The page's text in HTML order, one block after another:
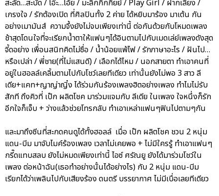
สะลัด…สะบัด / โอ๊ะ…โอ้ย / มะลึกกึ๊กกึ๋ยย์ / Play Girl / ฝากเลี้ยง /
เกรงใจ / รักต้องเปิด ที่ศิลปินทั้ง 2 ค่าย ได้หยิบมาร้อง มาเต้น กัน
อย่างเมามันส์ ความจึ้งยังไม่จบเพียงเท่านี้ ต่อกันด้วยกับโหมดเพลง
ช้าสุดโดนใจที่จะเรียกน้ำตาให้แฟนๆได้อินตามไปกับเมดเล่ย์เพลงดังสุด
จี้ดอย่าง เพื่อนสนิทคิดไม่ซื่อ / น้ำน้อยแพ้ไฟ / รักภาษาอะไร / ฝันไป…
หรือเปล่า / พี่ชาย(ที่ไม่แสนดี) / เลือกได้ไหม / นอกสายตา ทำเอาคนที่
อยู่ในฮอลล์เคลิ้มตามไปกับโชว์เลยทีเดียว เท่านั้นยังไม่พอ 3 สาว ลี
เดีย+แคท+ญาญ่าญิ๋ง ได้ร่วมกันร้องเพลงฮิตอย่างเพลง ทำไมไม่รับ
สักที ถึงคิวที่ เป๊ก ผลิตโชค มาร่วมแจมกับ ลีเดีย ในเพลง ใจหนึ่งก็รัก
อีกใจก็เจ็บ + ว่างแล้วช่วยโทรกลับ ทำเอาเหล่าแฟนๆฟินไปตามๆกัน
และมาถึงซีนที่สะกดคนดูได้ทั้งฮอลล์ เมื่อ เป๊ก ผลิตโชค ชวน 2 หนุ่ม
แดน-บีม มาจับไมค์ร้องเพลง เวลาไม่เคยพอ + ไม่มีใครรู้ ทำเอาแฟนๆ
กรี๊ดแทบสลบ ยังไม่หมดเพียงเท่านี้ ไอซ์ ศรัณยู ยังได้มาร่วมโชว์ใน
เพลง ต่อหน้าฉัน(เธอทำอย่างนั้นได้อย่างไร) กับ 2 หนุ่ม แดน-บีม
เรียกได้ว่าเพลินไปกับเสียงร้อง ดนตรี บรรยากาศ ไม่มีเบื่อเลยทีเดียว